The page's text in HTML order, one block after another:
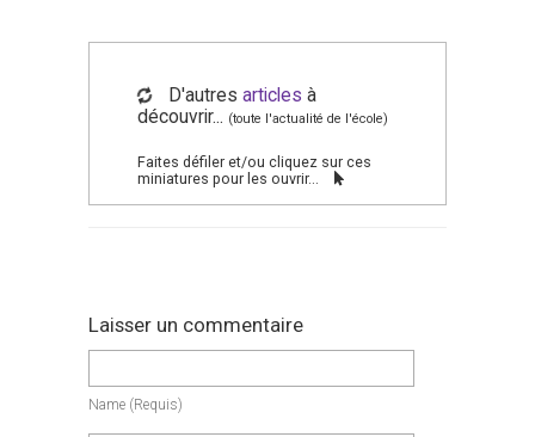
D'autres articles à
découvrir... (toute l'actualité de l'école)
Faites défiler et/ou cliquez sur ces
miniatures pour les ouvrir...
Laisser un commentaire
Name (requis)